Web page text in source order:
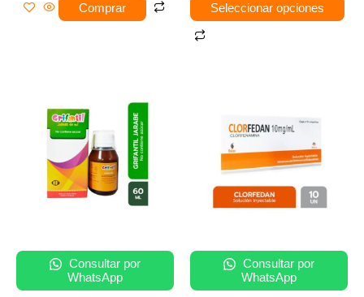
Comprar Seleccionar opciones
Consultar por
WhatsApp
Consultar por
WhatsApp